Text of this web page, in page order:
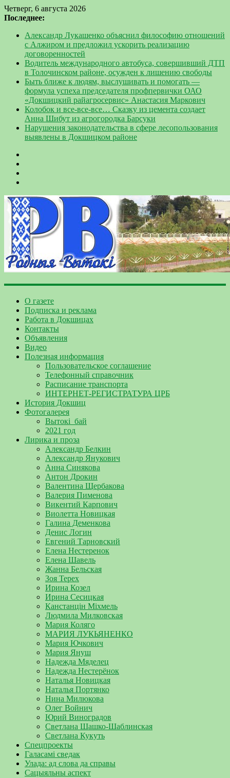
Четверг, 6 августа 2026
Последнее:
Александр Лукашенко объяснил философию отношений
с Алжиром и предложил ускорить реализацию
договоренностей
Водитель международного автобуса, совершивший ДТП
в Толочинском районе, осужден к лишению свободы
Быть ближе к людям, выслушивать и помогать —
формула успеха председателя профпервички ОАО
«Докшицкий райагросервис» Анастасия Маркович
Колобок и все-все-все… Сказку из цемента создает
Анна Шибут из агрогородка Барсуки
Нарушения законодательства в сфере лесопользования
выявлены в Докшицком районе
О газете
Подписка и реклама
Работа в Докшицах
Контакты
Объявления
Видео
Полезная информация
Пользовательское соглашение
Телефонный справочник
Расписание транспорта
ИНТЕРНЕТ-РЕГИСТРАТУРА ЦРБ
История Докшиц
Фотогалерея
Вытокі_бай
2021 год
Лирика и проза
Александр Белкин
Александр Янукович
Анна Синякова
Антон Дрокин
Валентина Щербакова
Валерия Пименова
Викентий Карпович
Виолетта Новицкая
Галина Деменкова
Денис Логин
Евгений Тарновский
Елена Нестеренок
Елена Шавель
Жанна Бельская
Зоя Терех
Ирина Козел
Ирина Сесицкая
Канстанцін Міхмель
Людмила Милковская
Мария Коляго
МАРИЯ ЛУКЬЯНЕНКО
Мария Ючкович
Мария Януш
Надежда Мяделец
Надежда Нестерёнок
Наталья Новицкая
Наталья Портянко
Нина Милюкова
Олег Войнич
Юрий Виноградов
Светлана Шашко-Шаблинская
Светлана Кукуть
Спецпроекты
Галасамі сведак
Улада: ад слова да справы
Сацыяльны аспект